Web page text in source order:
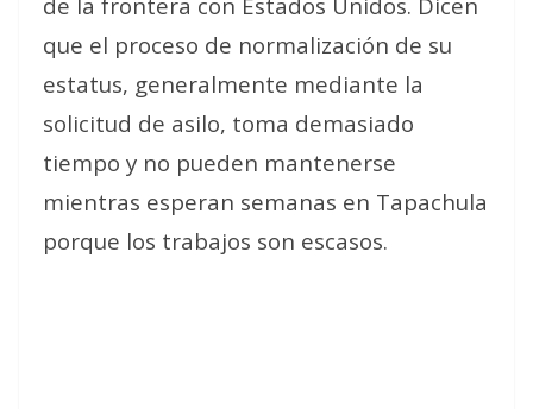
que el proceso de normalización de su
estatus, generalmente mediante la
solicitud de asilo, toma demasiado
tiempo y no pueden mantenerse
mientras esperan semanas en Tapachula
porque los trabajos son escasos.